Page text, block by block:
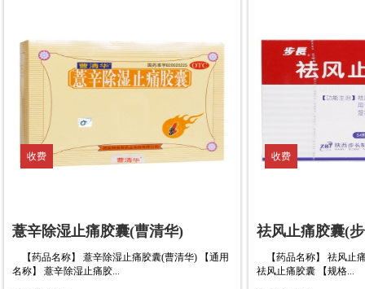
收费
薏辛除湿止痛胶囊(曹清华)
【药品名称】 薏辛除湿止痛胶囊(曹清华) 【通用
名称】 薏辛除湿止痛胶...
收费
祛风止痛胶囊(
【药品名称】 祛风止
祛风止痛胶囊 【规格...